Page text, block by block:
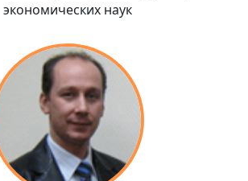
экономических наук